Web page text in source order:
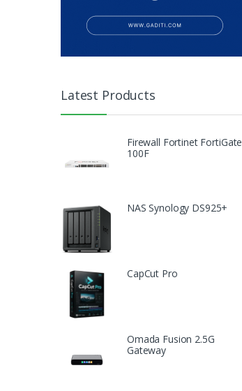
Latest Products
Firewall Fortinet FortiGate
100F
NAS Synology DS925+
CapCut Pro
Omada Fusion 2.5G
Gateway